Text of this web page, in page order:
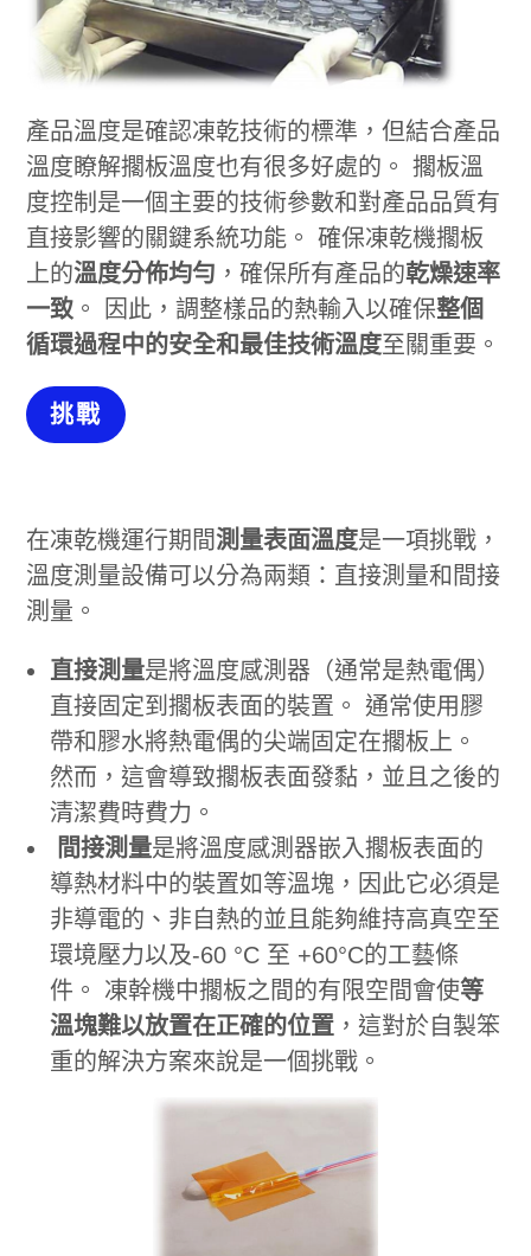
產品溫度是確認凍乾技術的標準，但結合產品
溫度瞭解擱板溫度也有很多好處的。 擱板溫
度控制是一個主要的技術參數和對產品品質有
直接影響的關鍵系統功能。 確保凍乾機擱板
上的溫度分佈均勻 ，確保所有產品的乾燥速率
一致 。 因此，調整樣品的熱輸入以確保整個
循環過程中的安全和最佳技術溫度至關重要。
挑戰
在凍乾機運行期間測量表面溫度是一項挑戰，
溫度測量設備可以分為兩類：直接測量和間接
測量。
直接測量是將溫度感測器（通常是熱電偶）
直接固定到擱板表面的裝置。 通常使用膠
帶和膠水將熱電偶的尖端固定在擱板上。
然而，這會導致擱板表面發黏，並且之後的
清潔費時費力。
間接測量是將溫度感測器嵌入擱板表面的
導熱材料中的裝置如等溫塊，因此它必須是
非導電的、非自熱的並且能夠維持高真空至
環境壓力以及-60 °C 至 +60°C的工藝條
件。 凍幹機中擱板之間的有限空間會使等
溫塊難以放置在正確的位置 ，這對於自製笨
重的解決方案來說是一個挑戰。